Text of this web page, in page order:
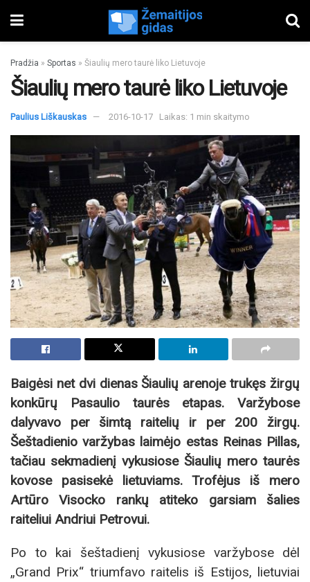
Pradžia » Sportas » Šiaulių mero taurė liko Lietuvoje
Šiaulių mero taurė liko Lietuvoje
Paulius Liškauskas 2016-10-17 Laikas: 1 min skaitymo
Baigėsi net dvi dienas Šiaulių arenoje trukęs žirgų
konkūrų Pasaulio taurės etapas. Varžybose
dalyvavo per šimtą raitelių ir per 200 žirgų.
Šeštadienio varžybas laimėjo estas Reinas Pillas,
tačiau sekmadienį vykusiose Šiaulių mero taurės
kovose pasisekė lietuviams. Trofėjus iš mero
Artūro Visocko rankų atiteko garsiam šalies
raiteliui Andriui Petrovui.
Po to kai šeštadienį vykusiose varžybose dėl
„Grand Prix“ triumfavo raitelis iš Estijos, lietuviai